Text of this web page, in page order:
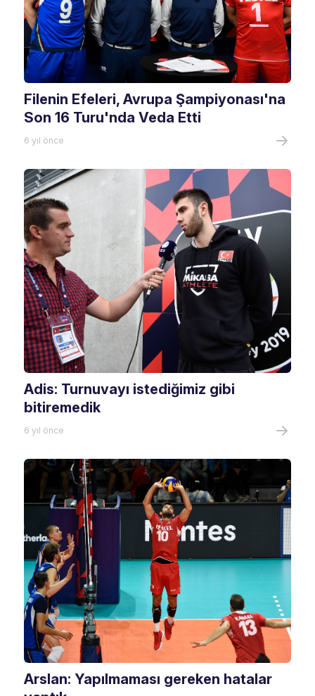
Filenin Efeleri, Avrupa Şampiyonası'na
Son 16 Turu'nda Veda Etti
6 yıl önce
Adis: Turnuvayı istediğimiz gibi
bitiremedik
6 yıl önce
Arslan: Yapılmaması gereken hatalar